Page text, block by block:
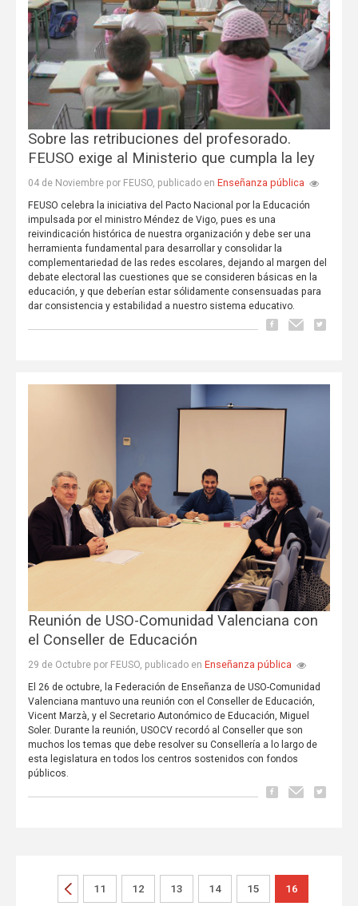
Sobre las retribuciones del profesorado.
FEUSO exige al Ministerio que cumpla la ley
04 de Noviembre por FEUSO, publicado en Enseñanza pública
FEUSO celebra la iniciativa del Pacto Nacional por la Educación
impulsada por el ministro Méndez de Vigo, pues es una
reivindicación histórica de nuestra organización y debe ser una
herramienta fundamental para desarrollar y consolidar la
complementariedad de las redes escolares, dejando al margen del
debate electoral las cuestiones que se consideren básicas en la
educación, y que deberían estar sólidamente consensuadas para
dar consistencia y estabilidad a nuestro sistema educativo.
Reunión de USO-Comunidad Valenciana con
el Conseller de Educación
29 de Octubre por FEUSO, publicado en Enseñanza pública
El 26 de octubre, la Federación de Enseñanza de USO-Comunidad
Valenciana mantuvo una reunión con el Conseller de Educación,
Vicent Marzà, y el Secretario Autonómico de Educación, Miguel
Soler. Durante la reunión, USOCV recordó al Conseller que son
muchos los temas que debe resolver su Consellería a lo largo de
esta legislatura en todos los centros sostenidos con fondos
públicos.
11 12 13 14 15 16